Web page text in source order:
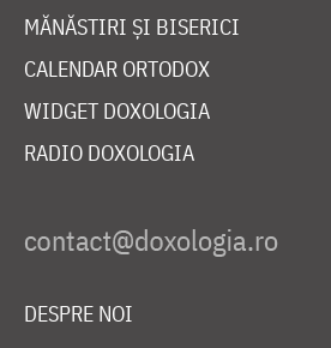
MĂNĂSTIRI ȘI BISERICI
CALENDAR ORTODOX
WIDGET DOXOLOGIA
RADIO DOXOLOGIA
DESPRE NOI